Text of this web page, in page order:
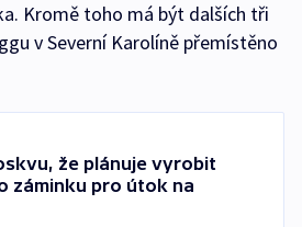
Kromě toho má být dalších tři
v Severní Karolíně přemístěno
že plánuje vyrobit
záminku pro útok na